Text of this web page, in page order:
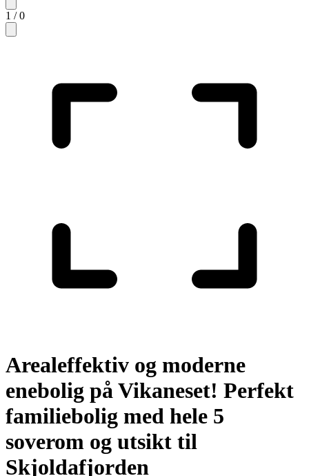
1 /0
Arealeffektiv og moderne
enebolig på Vikaneset! Perfekt
familiebolig med hele 5
soverom og utsikt til
Skjoldafjorden